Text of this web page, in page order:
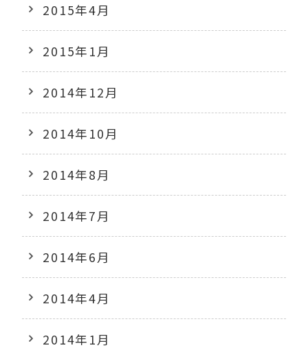
2015年4月
2015年1月
2014年12月
2014年10月
2014年8月
2014年7月
2014年6月
2014年4月
2014年1月